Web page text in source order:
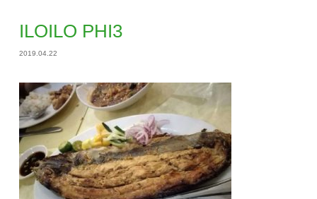
ILOILO PHI3
2019.04.22